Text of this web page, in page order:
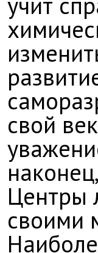
свой
Центры
своими